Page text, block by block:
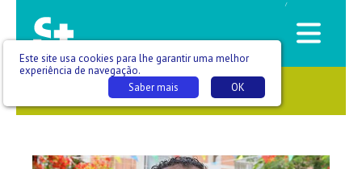
/
SAÚDE QUE SE VÊ
Este site usa cookies para lhe garantir uma melhor
experiência de navegação.
OK
Saber mais